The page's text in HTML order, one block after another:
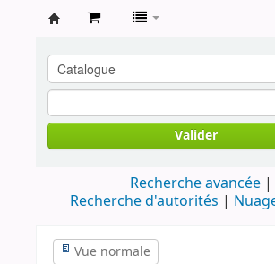
contestataires
Valider
Recherche avancée
Recherche d'autorités
Vue normale